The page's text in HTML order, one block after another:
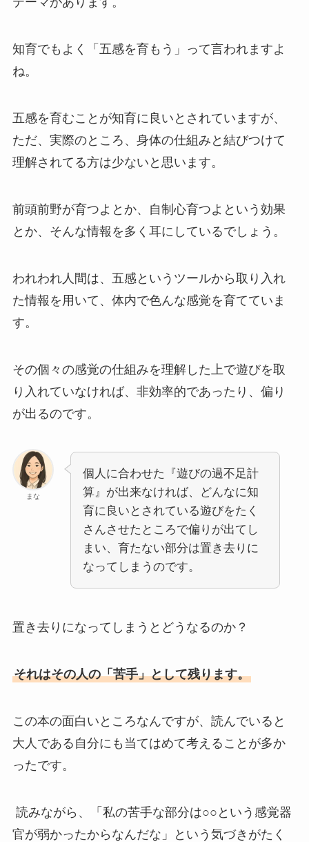
知育でもよく「五感を育もう」って言われますよ
ね。
五感を育むことが知育に良いとされていますが、
ただ、実際のところ、身体の仕組みと結びつけて
理解されてる方は少ないと思います。
前頭前野が育つよとか、自制心育つよという効果
とか、そんな情報を多く耳にしているでしょう。
われわれ人間は、五感というツールから取り入れ
た情報を用いて、体内で色んな感覚を育てていま
す。
その個々の感覚の仕組みを理解した上で遊びを取
り入れていなければ、非効率的であったり、偏り
が出るのです。
まな
個人に合わせた『遊びの過不足計
算』が出来なければ、どんなに知
育に良いとされている遊びをたく
さんさせたところで偏りが出てし
まい、育たない部分は置き去りに
なってしまうのです。
置き去りになってしまうとどうなるのか？
それはその人の「苦手」として残ります。
この本の面白いところなんですが、読んでいると
大人である自分にも当てはめて考えることが多か
ったです。
読みながら、「私の苦手な部分は○○という感覚器
官が弱かったからなんだな」という気づきがたく